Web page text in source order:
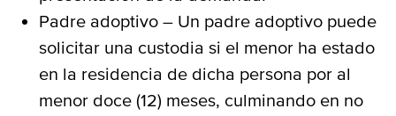
Padre adoptivo – Un padre adoptivo puede
solicitar una custodia si el menor ha estado
en la residencia de dicha persona por al
menor doce (12) meses, culminando en no